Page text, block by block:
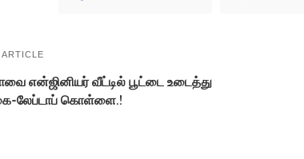
என்ஜினியர் வீட்டில் பூட்டை உடைத்து
லேப்டாப் கொள்ளை.!